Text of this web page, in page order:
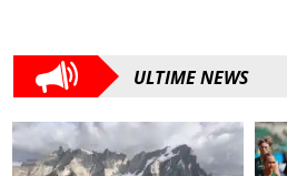
ULTIME NEWS